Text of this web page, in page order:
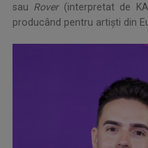
sau Rover(interpretat de
producând pentru artiști din